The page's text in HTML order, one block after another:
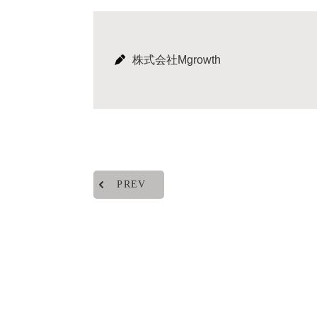
株式会社Mgrowth
PREV